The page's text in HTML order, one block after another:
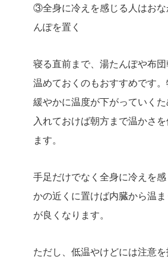
③全身に冷えを感じる人はお
んぽを置く
寝る直前まで、湯たんぽや布
温めておくのもおすすめです
緩やかに温度が下がっていく
入れておけば朝方まで温かさ
ます。
手足だけでなく全身に冷えを
かの近くに置けば内臓から温
が良くなります。
ただし、低温やけどには注意を